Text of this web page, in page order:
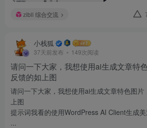
zibll 综合交流
小栈狐
37天前发布 149次阅读
请问一下大家，我想使用ai生成文章特
反馈的如上图
请问一下大家，我想使用ai生成文章特色图片
上图
提示词我看的使用WordPress AI Client生成
...